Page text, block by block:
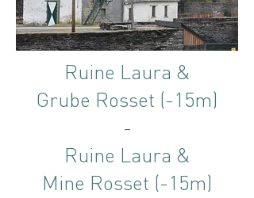
Ruine Laura &
Grube Rosset (-15m)
-
Ruine Laura &
Mine Rosset (-15m)